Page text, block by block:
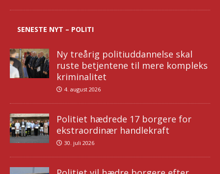
SENESTE NYT – POLITI
Ny treårig politiuddannelse skal
ruste betjentene til mere kompleks
kriminalitet
4. august 2026
Politiet hædrede 17 borgere for
ekstraordinær handlekraft
30. juli 2026